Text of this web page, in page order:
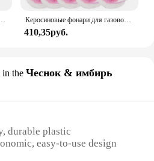
Керосиновые фонари для газового фонаря, 20 шт., 10 см
410,35руб.
in the Чеснок & имбирь
durable plastic
easy-to-use design